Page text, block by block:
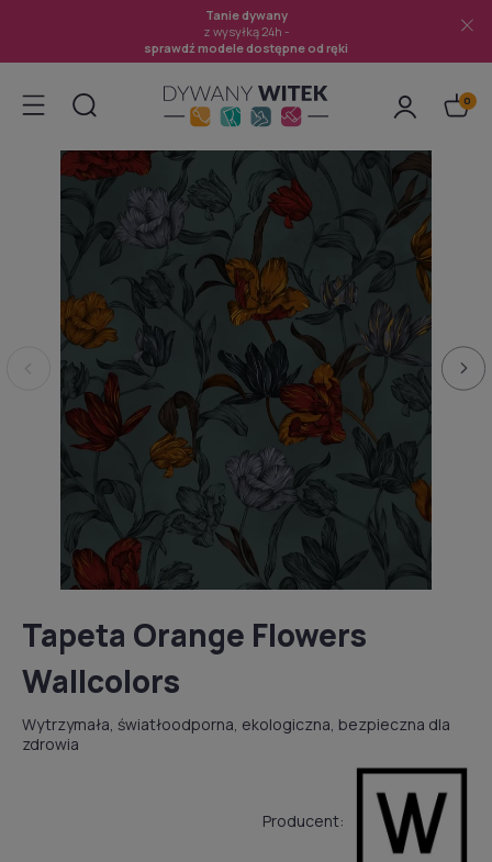
Tanie dywany
z wysyłką 24h -
sprawdź modele dostępne od ręki
Tapeta Orange Flowers
Wallcolors
Wytrzymała, światłoodporna, ekologiczna, bezpieczna dla
zdrowia
Producent: